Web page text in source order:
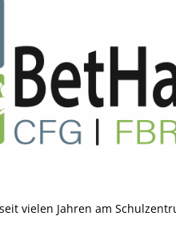
]
vielen Jahren am